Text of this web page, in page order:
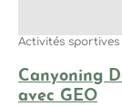
Canyoning
avec GEO
Activités sportives